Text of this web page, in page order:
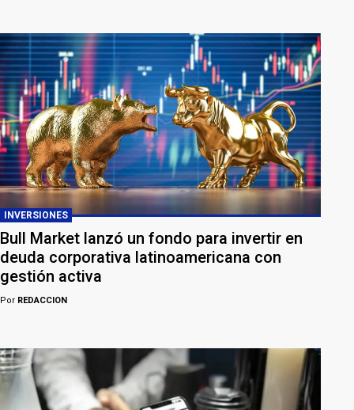
INVERSIONES
Bull Market lanzó un fondo para invertir en
deuda corporativa latinoamericana con
gestión activa
Por REDACCION